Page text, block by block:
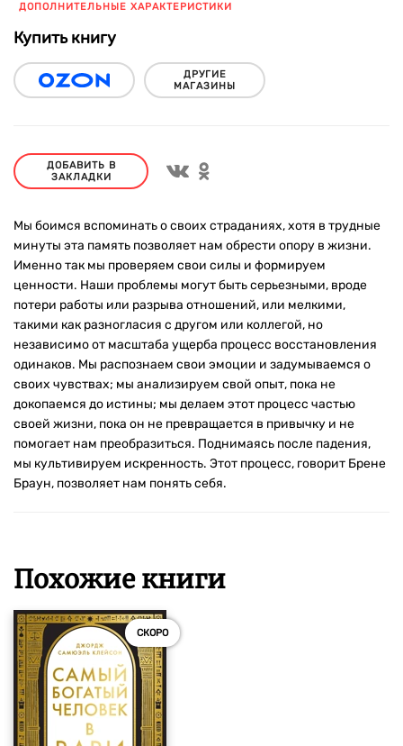
ДОПОЛНИТЕЛЬНЫЕ ХАРАКТЕРИСТИКИ
Купить книгу
ДРУГИЕ
МАГАЗИНЫ
ДОБАВИТЬ В
ЗАКЛАДКИ
Мы боимся вспоминать о своих страданиях, хотя в трудные
минуты эта память позволяет нам обрести опору в жизни.
Именно так мы проверяем свои силы и формируем
ценности. Наши проблемы могут быть серьезными, вроде
потери работы или разрыва отношений, или мелкими,
такими как разногласия с другом или коллегой, но
независимо от масштаба ущерба процесс восстановления
одинаков. Мы распознаем свои эмоции и задумываемся о
своих чувствах; мы анализируем свой опыт, пока не
докопаемся до истины; мы делаем этот процесс частью
своей жизни, пока он не превращается в привычку и не
помогает нам преобразиться. Поднимаясь после падения,
мы культивируем искренность. Этот процесс, говорит Брене
Браун, позволяет нам понять себя.
Похожие книги
СКОРО